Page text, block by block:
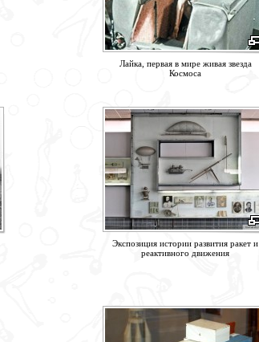
Лайка, первая в мире живая звезда
Космоса
Экспозиция истории развития ракет и
реактивного движения